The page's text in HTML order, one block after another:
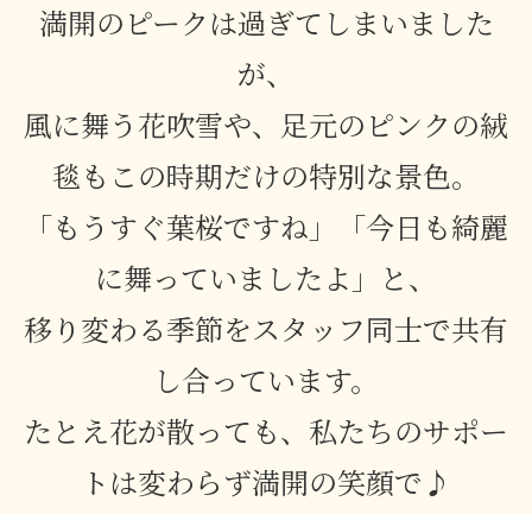
満開のピークは過ぎてしまいました
が、
風に舞う花吹雪や、足元のピンクの絨
毯もこの時期だけの特別な景色。
「もうすぐ葉桜ですね」「今日も綺麗
に舞っていましたよ」と、
移り変わる季節をスタッフ同士で共有
し合っています。
たとえ花が散っても、私たちのサポー
トは変わらず満開の笑顔で ♪